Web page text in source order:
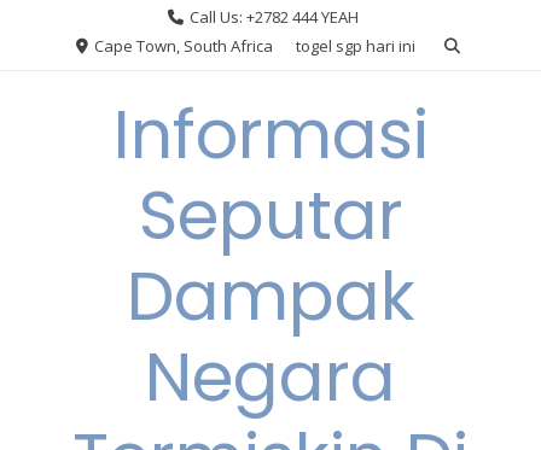
Call Us: +2782 444 YEAH
Cape Town, South Africa
togel sgp hari ini
Informasi
Seputar
Dampak
Negara